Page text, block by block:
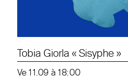
Tobia Giorla « Sisyphe »
Ve 11.09 à 18:00